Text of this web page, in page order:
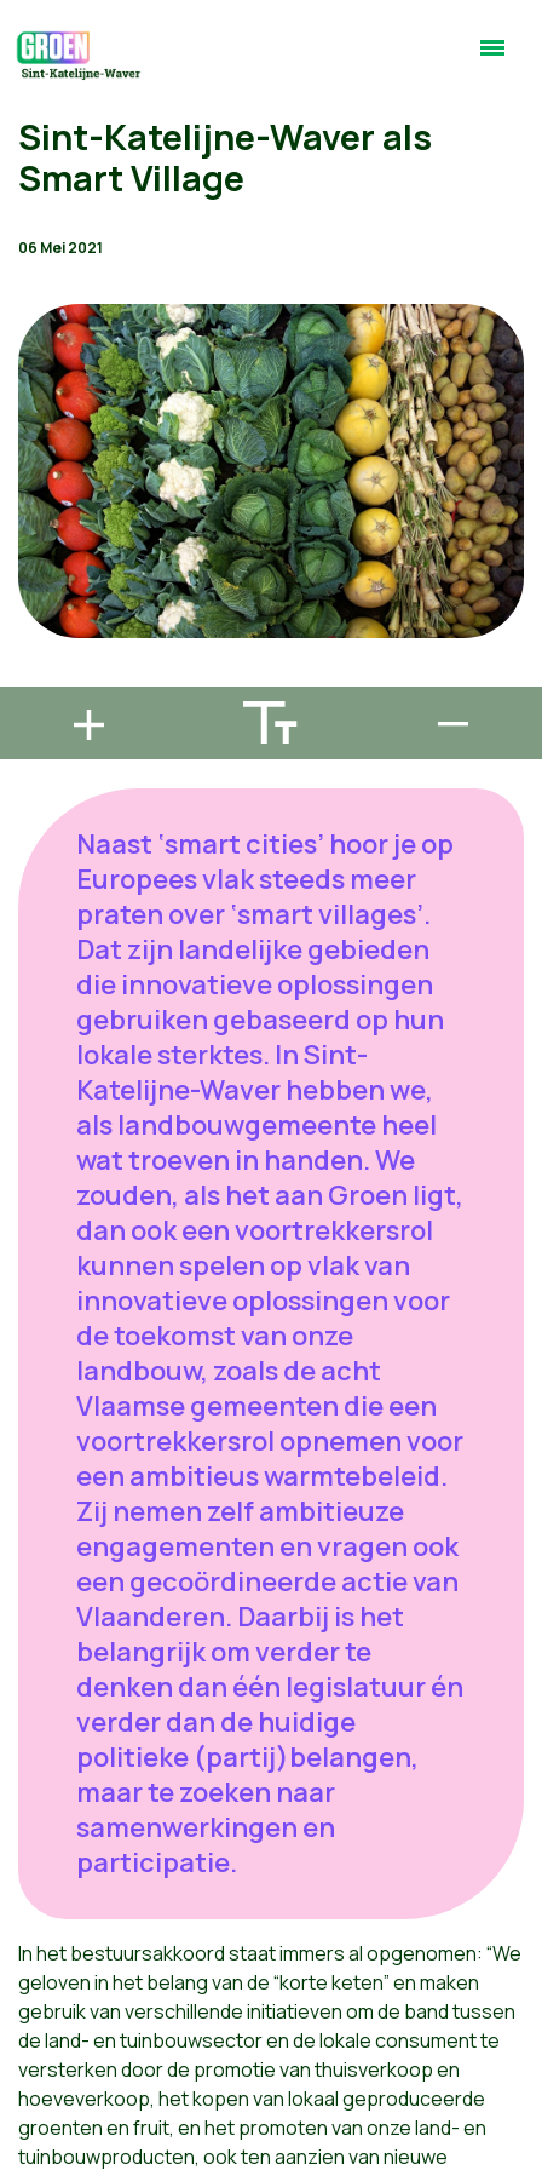
Sint-Katelijne-Waver als
Smart Village
06 Mei 2021
Naast ‘smart cities’ hoor je op
Europees vlak steeds meer
praten over ‘smart villages’.
Dat zijn landelijke gebieden
die innovatieve oplossingen
gebruiken gebaseerd op hun
lokale sterktes. In Sint-
Katelijne-Waver hebben we,
als landbouwgemeente heel
wat troeven in handen. We
zouden, als het aan Groen ligt,
dan ook een voortrekkersrol
kunnen spelen op vlak van
innovatieve oplossingen voor
de toekomst van onze
landbouw, zoals de acht
Vlaamse gemeenten die een
voortrekkersrol opnemen voor
een ambitieus warmtebeleid.
Zij nemen zelf ambitieuze
engagementen en vragen ook
een gecoördineerde actie van
Vlaanderen. Daarbij is het
belangrijk om verder te
denken dan één legislatuur én
verder dan de huidige
politieke (partij)belangen,
maar te zoeken naar
samenwerkingen en
participatie.
In het bestuursakkoord staat immers al opgenomen: “We
geloven in het belang van de “korte keten” en maken
gebruik van verschillende initiatieven om de band tussen
de land- en tuinbouwsector en de lokale consument te
versterken door de promotie van thuisverkoop en
hoeveverkoop, het kopen van lokaal geproduceerde
groenten en fruit, en het promoten van onze land- en
tuinbouwproducten, ook ten aanzien van nieuwe